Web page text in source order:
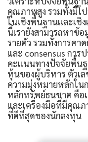
คุณภาพสูง รวมทั้งมีโ
ในเชิงพื้นฐานและเชิ
นี้เรายังสามารถหาข้
รายตัว รวมทั้งการคา
และ consensus กา
คะแนนทางปัจจัยพื้น
หุ้นของผู้บริหาร ตัวเ
ความมุ่งหมายหลักใน
หลักทรัพย์ธนชาต คือ
และเครื่องมือที่มีคุณภ
ที่ดีที่สุดของนักลงทุน